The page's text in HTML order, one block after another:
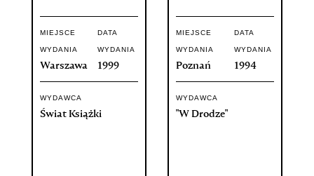
MIEJSCE
WYDANIA
Warszawa
DATA
WYDANIA
1999
WYDAWCA
Świat Książki
MIEJSCE
WYDANIA
Poznań
DATA
WYDANIA
1994
WYDAWCA
"W Drodze"